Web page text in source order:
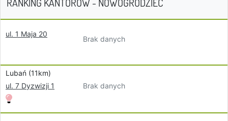
ul. 1 Maja 20
Brak danych
Lubań (11km)
ul. 7 Dyzwizji 1
Brak danych